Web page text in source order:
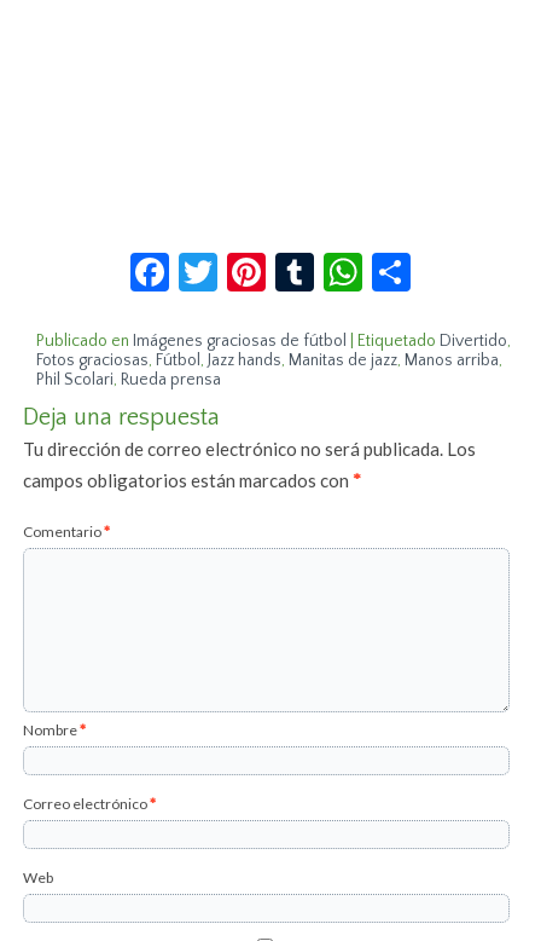
Facebook
Twitter
Pinterest
TumblrWhatsApp
Publicado en Imágenes graciosas de fútbol Etiquetado Divertido,
Fotos graciosas, Fútbol ,Jazz hands, Manitas de jazz, Manos arriba,
Phil Scolari, Rueda prensa
Deja una respuesta
Tu dirección de correo electrónico no será publicada. Los
campos obligatorios están marcados con*
Comentario*
Nombre*
Correo electrónico*
Web